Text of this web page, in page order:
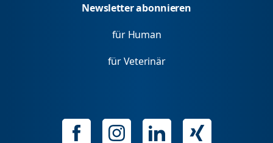
Newsletter abonnieren
für Human
für Veterinär